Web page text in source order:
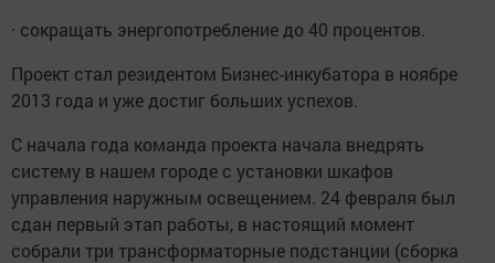
· сокращать энергопотребление до 40 процентов.
Проект стал резидентом Бизнес-инкубатора в ноябре
2013 года и уже достиг больших успехов.
С начала года команда проекта начала внедрять
систему в нашем городе с установки шкафов
управления наружным освещением. 24 февраля был
сдан первый этап работы, в настоящий момент
собрали три трансформаторные подстанции (сборка